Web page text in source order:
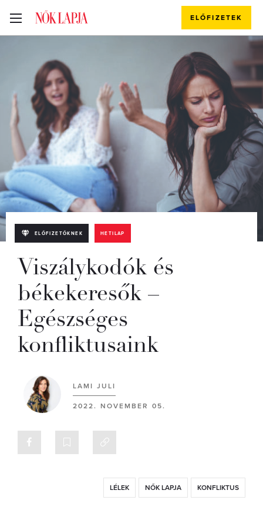
ELŐFIZETEK
ELŐFIZETŐKNEK HETILAP
Viszálykodók és
békekeresők –
Egészséges
konfliktusaink
LAMI JULI
2022. NOVEMBER 05.
LÉLEK NŐK LAPJA KONFLIKTUS